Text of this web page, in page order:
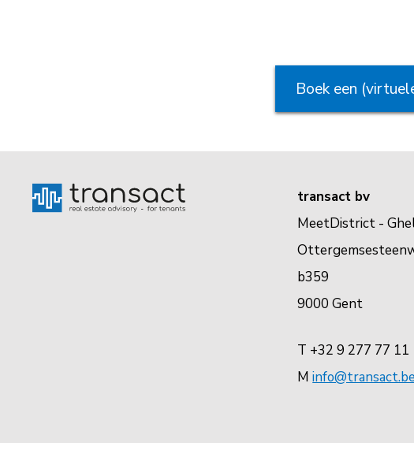
Boek een
transact bv
MeetDistrict -
b359
9000 Gent
T +32 9 277 77 11
Minfo@transact.be